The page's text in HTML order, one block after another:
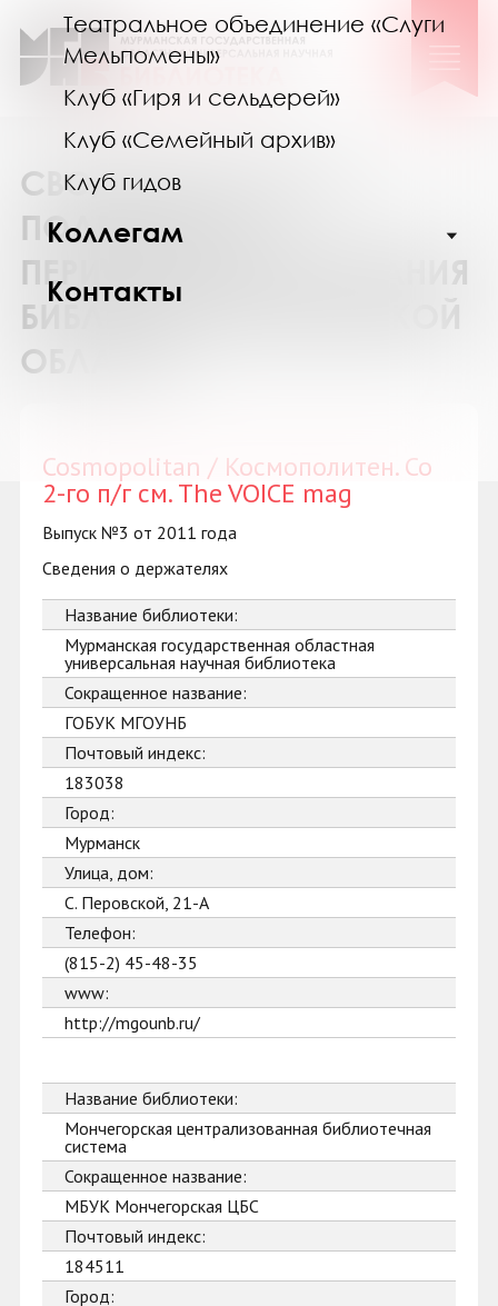
Театральное объединение «Слуги
Мельпомены»
Клуб «Гиря и сельдерей»
Клуб «Семейный архив»
Клуб гидов
Коллегам
Контакты
СВОДНЫЙ КАТАЛОГ
ПОДПИСКИ НА
ПЕРИОДИЧЕСКИЕ ИЗДАНИЯ
БИБЛИОТЕК МУРМАНСКОЙ
ОБЛАСТИ
Cosmopolitan / Космополитен. Со
2-го п/г см. The VOICE mag
Выпуск №3 от 2011 года
Сведения о держателях
Название библиотеки:
Мурманская государственная областная
универсальная научная библиотека
Сокращенное название:
ГОБУК МГОУНБ
Почтовый индекс:
183038
Город:
Мурманск
Улица, дом:
С. Перовской, 21-А
Телефон:
(815-2) 45-48-35
www:
http://mgounb.ru/
Название библиотеки:
Мончегорская централизованная библиотечная
система
Сокращенное название:
МБУК Мончегорская ЦБС
Почтовый индекс:
184511
Город: